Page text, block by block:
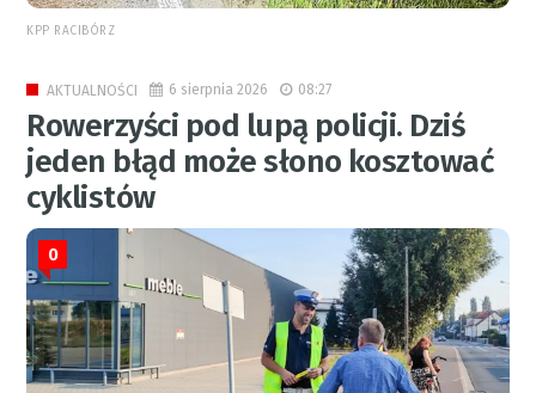
KPP RACIBÓRZ
AKTUALNOŚCI 6 sierpnia 2026 08:27
Rowerzyści pod lupą policji. Dziś
jeden błąd może słono kosztować
cyklistów
0